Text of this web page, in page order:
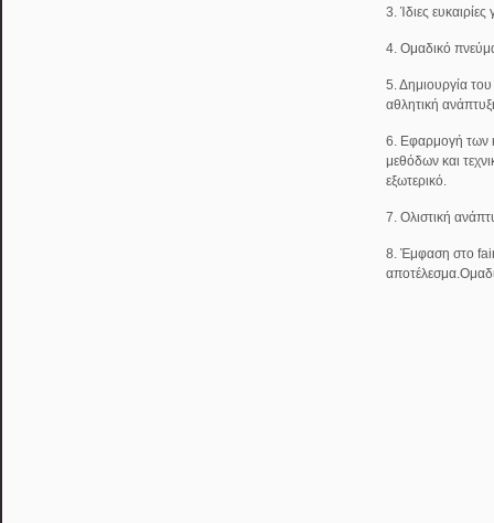
3. Ίδιες
4. Ομαδικό
5. Δημιουργία
αθλητική
6. Εφαρμογή των
μεθόδων και
εξωτερικό.
7. Ολιστική
8. Έμφαση στο fair